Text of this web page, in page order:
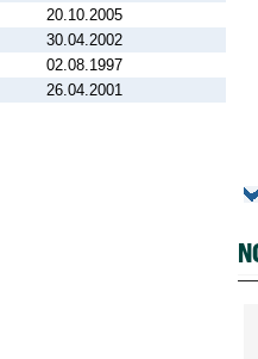
20.10.2005
30.04.2002
02.08.1997
26.04.2001